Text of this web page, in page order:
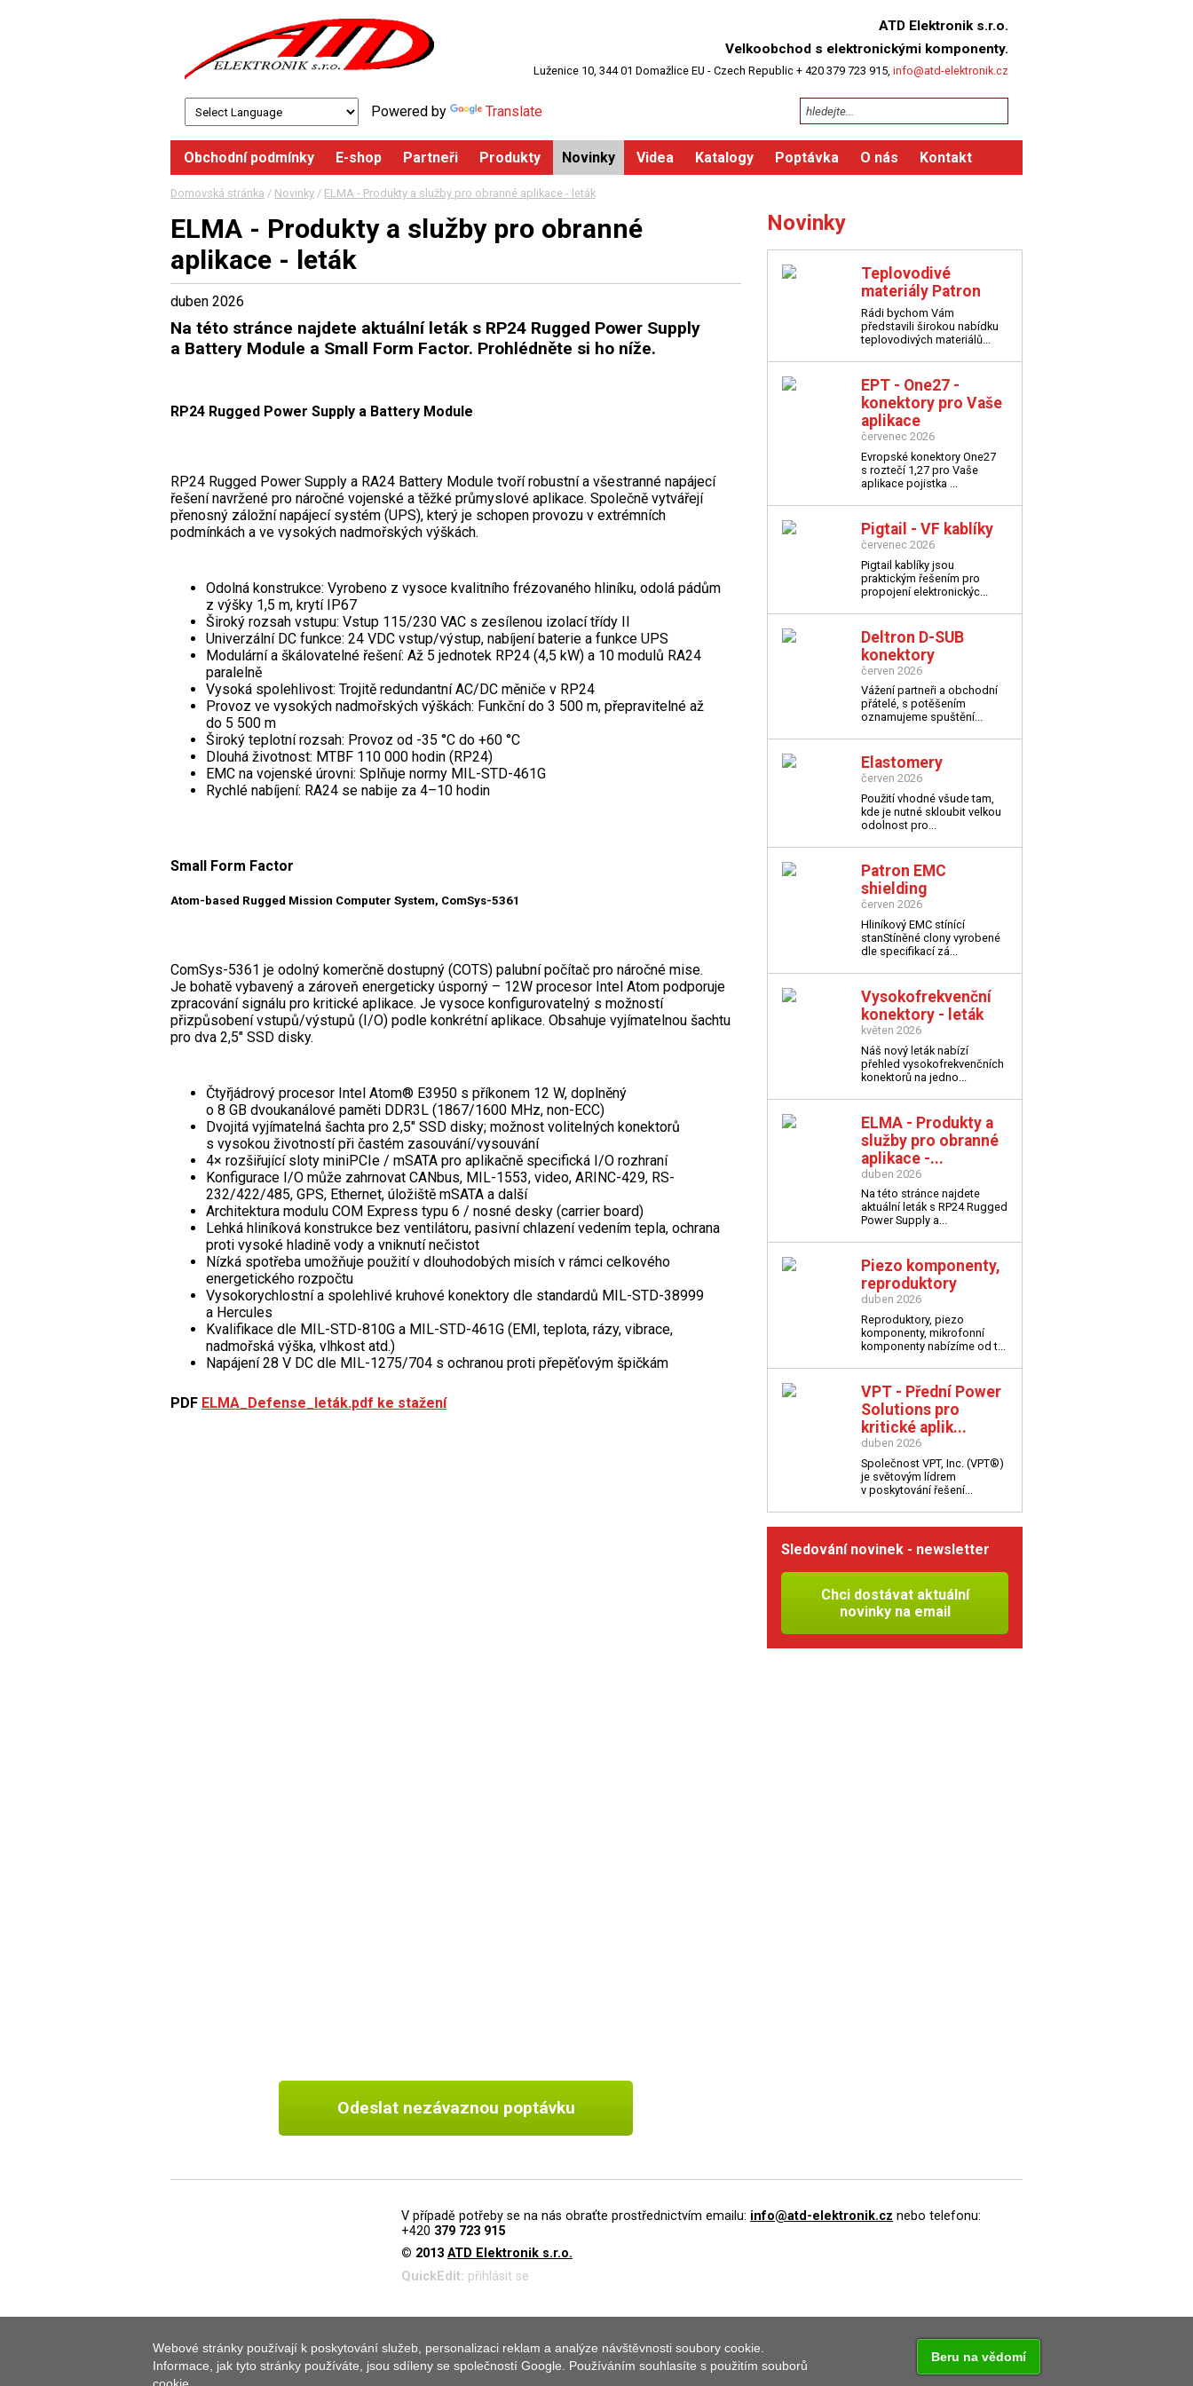
ATD Elektronik s.r.o.
Velkoobchod s elektronickými komponenty.
Luženice 10, 344 01 Domažlice EU - Czech Republic + 420 379 723 915, info@atd-elektronik.cz
Powered by Translate
Obchodní podmínky E-shop Partneři Produkty Novinky Videa Katalogy Poptávka O nás Kontakt
Domovská stránka / Novinky / ELMA - Produkty a služby pro obranné aplikace - leták
ELMA - Produkty a služby pro obranné
aplikace - leták
duben 2026
Na této stránce najdete aktuální leták s RP24 Rugged Power Supply
a Battery Module a Small Form Factor. Prohlédněte si ho níže.
RP24 Rugged Power Supply a Battery Module
RP24 Rugged Power Supply a RA24 Battery Module tvoří robustní a všestranné napájecí
řešení navržené pro náročné vojenské a těžké průmyslové aplikace. Společně vytvářejí
přenosný záložní napájecí systém (UPS), který je schopen provozu v extrémních
podmínkách a ve vysokých nadmořských výškách.
Odolná konstrukce: Vyrobeno z vysoce kvalitního frézovaného hliníku, odolá pádům
z výšky 1,5 m, krytí IP67
Široký rozsah vstupu: Vstup 115/230 VAC s zesílenou izolací třídy II
Univerzální DC funkce: 24 VDC vstup/výstup, nabíjení baterie a funkce UPS
Modulární a škálovatelné řešení: Až 5 jednotek RP24 (4,5 kW) a 10 modulů RA24
paralelně
Vysoká spolehlivost: Trojitě redundantní AC/DC měniče v RP24
Provoz ve vysokých nadmořských výškách: Funkční do 3 500 m, přepravitelné až
do 5 500 m
Široký teplotní rozsah: Provoz od -35 °C do +60 °C
Dlouhá životnost: MTBF 110 000 hodin (RP24)
EMC na vojenské úrovni: Splňuje normy MIL-STD-461G
Rychlé nabíjení: RA24 se nabije za 4–10 hodin
Small Form Factor
Atom-based Rugged Mission Computer System, ComSys-5361
ComSys-5361 je odolný komerčně dostupný (COTS) palubní počítač pro náročné mise.
Je bohatě vybavený a zároveň energeticky úsporný – 12W procesor Intel Atom podporuje
zpracování signálu pro kritické aplikace. Je vysoce konfigurovatelný s možností
přizpůsobení vstupů/výstupů (I/O) podle konkrétní aplikace. Obsahuje vyjímatelnou šachtu
pro dva 2,5" SSD disky.
Čtyřjádrový procesor Intel Atom® E3950 s příkonem 12 W, doplněný
o 8 GB dvoukanálové paměti DDR3L (1867/1600 MHz, non-ECC)
Dvojitá vyjímatelná šachta pro 2,5" SSD disky; možnost volitelných konektorů
s vysokou životností při častém zasouvání/vysouvání
4× rozšiřující sloty miniPCIe / mSATA pro aplikačně specifická I/O rozhraní
Konfigurace I/O může zahrnovat CANbus, MIL-1553, video, ARINC-429, RS-
232/422/485, GPS, Ethernet, úložiště mSATA a další
Architektura modulu COM Express typu 6 / nosné desky (carrier board)
Lehká hliníková konstrukce bez ventilátoru, pasivní chlazení vedením tepla, ochrana
proti vysoké hladině vody a vniknutí nečistot
Nízká spotřeba umožňuje použití v dlouhodobých misích v rámci celkového
energetického rozpočtu
Vysokorychlostní a spolehlivé kruhové konektory dle standardů MIL-STD-38999
a Hercules
Kvalifikace dle MIL-STD-810G a MIL-STD-461G (EMI, teplota, rázy, vibrace,
nadmořská výška, vlhkost atd.)
Napájení 28 V DC dle MIL-1275/704 s ochranou proti přepěťovým špičkám
PDF ELMA_Defense_leták.pdf ke stažení
Odeslat nezávaznou poptávku
Novinky
Teplovodivé
materiály Patron
Rádi bychom Vám
představili širokou nabídku
teplovodivých materiálů...
EPT - One27 -
konektory pro Vaše
aplikace
červenec 2026
Evropské konektory One27
s roztečí 1,27 pro Vaše
aplikace pojistka ...
Pigtail - VF kablíky
červenec 2026
Pigtail kablíky jsou
praktickým řešením pro
propojení elektronickýc...
Deltron D-SUB
konektory
červen 2026
Vážení partneři a obchodní
přátelé, s potěšením
oznamujeme spuštění...
Elastomery
červen 2026
Použití vhodné všude tam,
kde je nutné skloubit velkou
odolnost pro...
Patron EMC
shielding
červen 2026
Hliníkový EMC stínící
stanStíněné clony vyrobené
dle specifikací zá...
Vysokofrekvenční
konektory - leták
květen 2026
Náš nový leták nabízí
přehled vysokofrekvenčních
konektorů na jedno...
ELMA - Produkty a
služby pro obranné
aplikace -...
duben 2026
Na této stránce najdete
aktuální leták s RP24 Rugged
Power Supply a...
Piezo komponenty,
reproduktory
duben 2026
Reproduktory, piezo
komponenty, mikrofonní
komponenty nabízíme od t...
VPT - Přední Power
Solutions pro
kritické aplik...
duben 2026
Společnost VPT, Inc. (VPT®)
je světovým lídrem
v poskytování řešení...
Sledování novinek - newsletter
Chci dostávat aktuální
novinky na email
V případě potřeby se na nás obraťte prostřednictvím emailu: info@atd-elektronik.cz nebo telefonu:
+420 379 723 915
© 2013 ATD Elektronik s.r.o.
QuickEdit: přihlásit se
Webové stránky používají k poskytování služeb, personalizaci reklam a analýze návštěvnosti soubory cookie.
Informace, jak tyto stránky používáte, jsou sdíleny se společností Google. Používáním souhlasíte s použitím souborů
Beru na vědomí